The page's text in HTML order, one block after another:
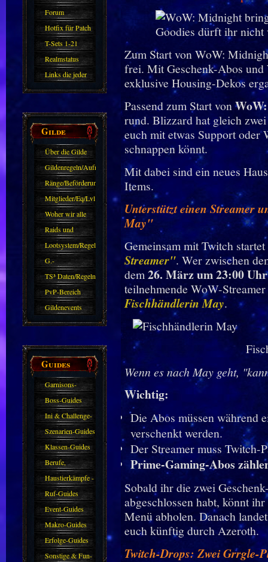
Forum
Hotfix für Patch
11.X
T-Sets 1-21
Realmstatus
Links die jeder
kennen sollte?!
Gilde
Über die Gilde
(DAW)
Gildenregeln/Aufnahme
Ränge/Beförderungen
Mitglieder/Eq/Lvl
Woher wir alle
kommen.
Raids und
Zubehör
Lootsystem/Regeln
G.-
Sparkasse/Goldleihen
TS³ Daten/Regeln
PvP-Bereich
Gildenevents
Guides
Garnisons-
Guides
Boss-Guides
Ini & Challenge-
Guides
Szenarien-Guides
Klassen-Guides
Berufe,
Farmkarten und
Haustiere
Haustierkämpfe -
Guide
Ruf-Guides
Event-Guides
Makro-Guides
Erfolge-Guides
Sonstige & Fun-
Zum Start von WoW:
frei. Mit Geschenk-Abos
exklusive Housing-Dekos
Passend zum Start von
rund. Blizzard hat gleich
euch mit etwas Support oder
schnappen könnt.
Mit dabei sind ein neues
Items.
Unterstützt einen Streamer
May"
Gemeinsam mit Twitch
Streamer". Wer zwischen
dem26. März um 23:00
teilnehmende WoW-
Fischhändlerin May.
Wenn es nach May geht,
Wichtig:
Die Abos müssen während
verschenkt werden.
Der Streamer muss Twitch-
Prime-Gaming-Abos
Sobald ihr die zwei
abgeschlossen habt, könnt
Menü abholen. Danach
euch künftig durch Azeroth.
Twitch-Drops: Zwei Grrgle-